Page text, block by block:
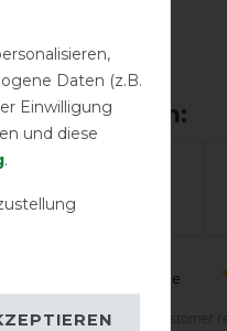
möglich
product experience
calculated from 2 customer
Daten (z.B.
Einwilligung
und diese
.